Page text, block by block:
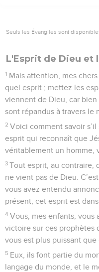
Seuls les Évangiles sont
L'Esprit de Dieu et
1 Mais attention, mes
quel esprit ; mettez les
viennent de Dieu, car
sont répandus à travers le
2 Voici comment savoir s’il
esprit qui reconnaît que
véritablement un homme,
3 Tout esprit, au contraire,
ne vient pas de Dieu.
vous avez entendu
présent, cet esprit est
4 Vous, mes enfants, vous
victoire sur ces prophètes
vous est plus puissant
5 Eux, ils font partie du
langage du monde, et le